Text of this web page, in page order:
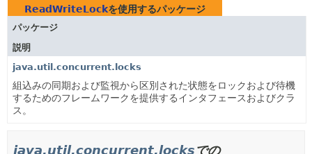
ReadWriteLockを使用するパッケージ
パッケージ
説明
java.util.concurrent.locks
組込みの同期および監視から区別された状態をロックおよび待機
するためのフレームワークを提供するインタフェースおよびクラ
ス。
java.util.concurrent.locksでの